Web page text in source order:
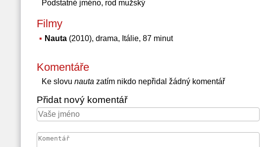
Podstatné jméno, rod mužský
Filmy
Nauta(2010), drama, Itálie, 87 minut
Komentáře
Ke slovu nauta zatím nikdo nepřidal žádný komentář
Přidat nový komentář